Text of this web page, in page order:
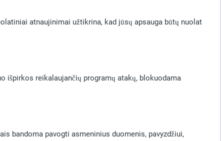
atnaujinimai užtikrina, kad jūsų apsauga būtų nuolat
išpirkos reikalaujančių programų atakų, blokuodama
bandoma pavogti asmeninius duomenis, pavyzdžiui,